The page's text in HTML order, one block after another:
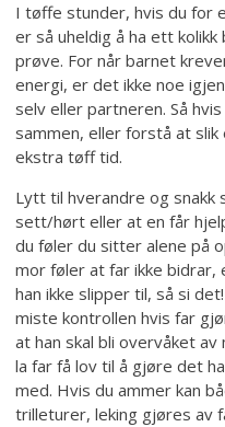
I tøffe stunder, hvis du for
er så uheldig å ha ett
prøve. For når barnet
energi, er det ikke noe
selv eller partneren. Så
sammen, eller forstå at slik
ekstra tøff tid.
Lytt til hverandre og snakk
sett/hørt eller at en får
du føler du sitter alene på
mor føler at far ikke bidrar,
han ikke slipper til, så si
miste kontrollen hvis far
at han skal bli overvåket
la far få lov til å gjøre det
med. Hvis du ammer kan
trilleturer, leking gjøres av